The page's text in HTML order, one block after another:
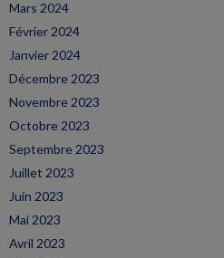
Mars 2024
Février 2024
Janvier 2024
Décembre 2023
Novembre 2023
Octobre 2023
Septembre 2023
Juillet 2023
Juin 2023
Mai 2023
Avril 2023